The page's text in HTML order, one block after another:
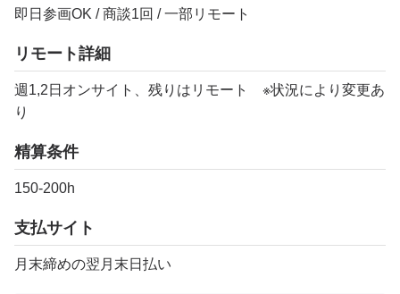
即日参画OK / 商談1回 / 一部リモート
リモート詳細
週1,2日オンサイト、残りはリモート ※状況により変更あ
り
精算条件
150-200h
支払サイト
月末締めの翌月末日払い